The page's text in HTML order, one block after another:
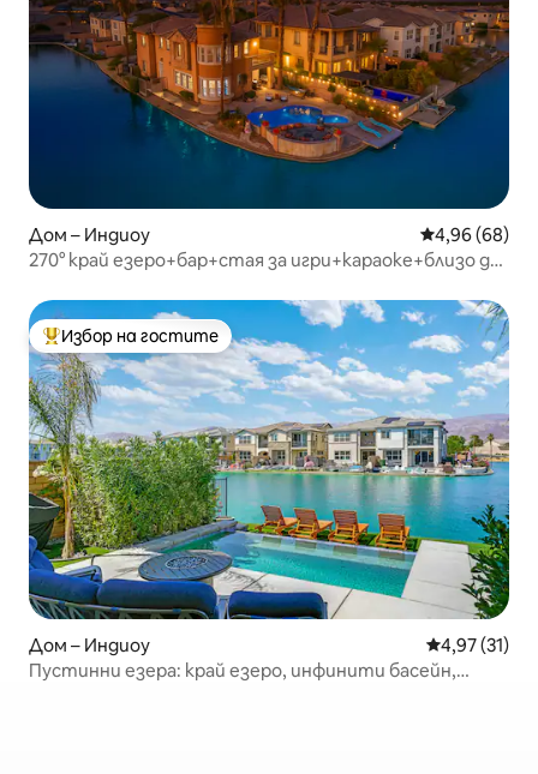
Дом – Индиоу Средна
4,96 (68)
270° край езеро+бар+стая за игри+караоке+близо до
Най-популярен избор на гостите
Избор на гостите
Дом – Индиоу Средна
4,97 (31)
Пустинни езера: край езеро, инфинити басейн,